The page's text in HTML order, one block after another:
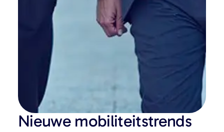
Nieuwe mobiliteitstrends